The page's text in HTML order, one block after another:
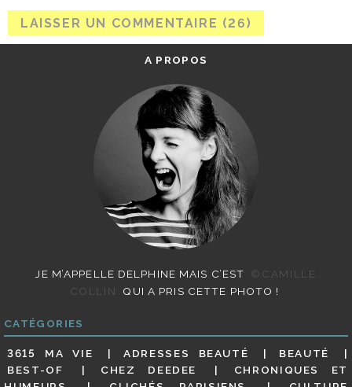
A PROPOS
JE M’APPELLE DELPHINE MAIS C’EST
©CAMILLE
COLLIN
QUI A PRIS CETTE PHOTO !
CATÉGORIES
3615 MA VIE ADRESSES BEAUTÉ
BEAUTÉ
BEST-OF
CHEZ DEEDEE
CHRONIQUES ET